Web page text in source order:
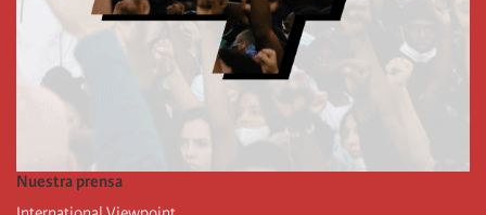
Nuestra prensa